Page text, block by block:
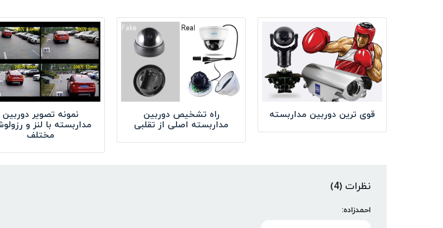
قوی ترین دوربین مداربسته
راه تشخیص دوربین
مداربسته اصلی از تقلبی
نمونه تصویر دوربین
مداربسته با لنز و
مختلف
نظرات (4)
احمدزاده: